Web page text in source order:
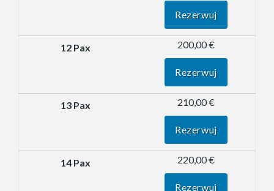
Rezerwuj
200,00 €
Rezerwuj
210,00 €
Rezerwuj
220,00 €
Rezerwuj